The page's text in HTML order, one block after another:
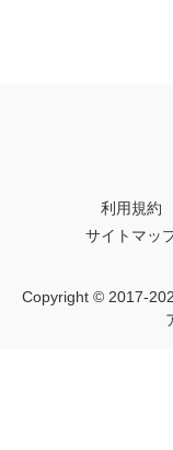
利用規約
サイトマッ
Copyright © 2017-